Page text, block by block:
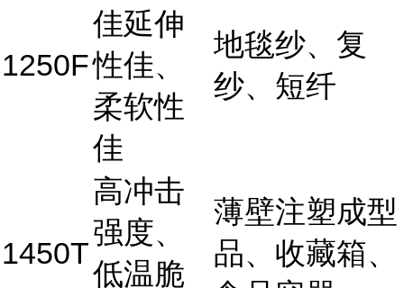
1250F
佳延伸
性佳、
柔软性
佳
地毯纱、复
纱、短纤
1450T
高冲击
强度、
低温脆
薄壁注塑成型
品、收藏箱、